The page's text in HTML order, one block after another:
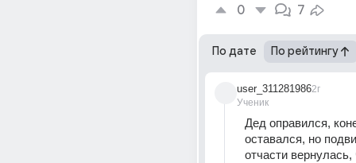
0 7
По дате По рейтингу
user_311281986
Ученик
2г
Дед оправился,
оставался, но
отчасти вернулась,